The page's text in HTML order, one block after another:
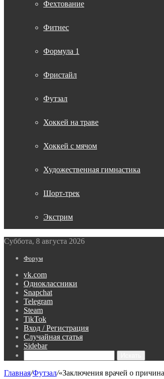
Фехтование
Фитнес
Формула 1
Фристайл
Футзал
Хоккей на траве
Хоккей с мячом
Художественная гимнастика
Шорт-трек
Экстрим
Суббота, 8 августа 2026
Форум
vk.com
Одноклассники
Snapchat
Telegram
Steam
TikTok
Вход / Регистрация
Случайная статья
Sidebar
Главная/Футзал/«Заключения врачей о